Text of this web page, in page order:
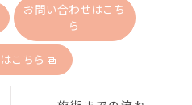
お問い合わせはこち
ら
こちら